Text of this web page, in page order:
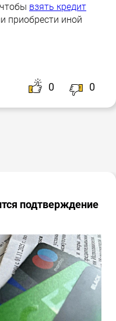
взять кредит
приобрести иной
0 0
подтверждение